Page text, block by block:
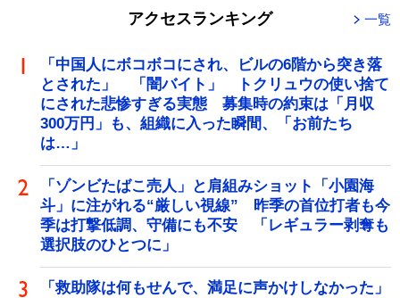
アクセスランキング 一覧
「中国人にボコボコにされ、ビルの6階から突き落
とされた」 「闇バイト」 トクリュウの使い捨て
にされた悲惨すぎる実態 募集時の約束は「月収
300万円」も、組織に入った瞬間、「お前たち
は…」
「ゾンビたばこ売人」と肩組みショット「小園海
斗」に注がれる“厳しい視線” 昨季の首位打者も今
季は打撃低調、守備にも不安 「レギュラー剥奪も
選択肢のひとつに」
「救助隊は何もせんで、満足に声かけしなかった」